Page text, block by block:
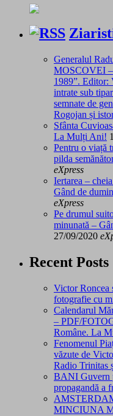
Generalul
MOSCOVEI –
1989”. Editor:
intrate sub
semnate de
Rogojan și
Sfânta
La Mulți Ani!
Pentru o viață
pilda
eXpress
Iertarea –
Gând de
eXpress
Pe drumul
minunată –
27/09/2020
Recent Posts
Victor Roncea
fotografie cu
Calendarul
– PDF/
Române. La
Fenomenul
văzute de
Radio Trinitas
BANI Guvern
propagandă a
MINCIUNA